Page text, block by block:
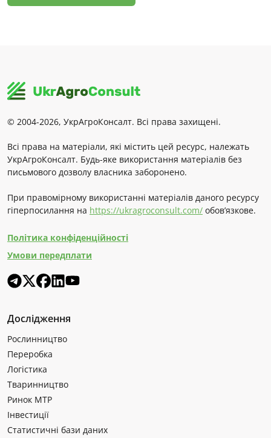
© 2004-2026, УкрАгроКонсалт. Всі права захищені.
Всі права на матеріали, які містить цей ресурс, належать
УкрАгроКонсалт. Будь-яке використання матеріалів без
письмового дозволу власника заборонено.
При правомірному використанні матеріалів даного ресурсу
гіперпосилання на https://ukragroconsult.com/ обов’язкове.
Політика конфіденційності
Умови передплати
Дослідження
Рослинництво
Переробка
Логістика
Тваринництво
Ринок МТР
Інвестиції
Статистичні бази даних